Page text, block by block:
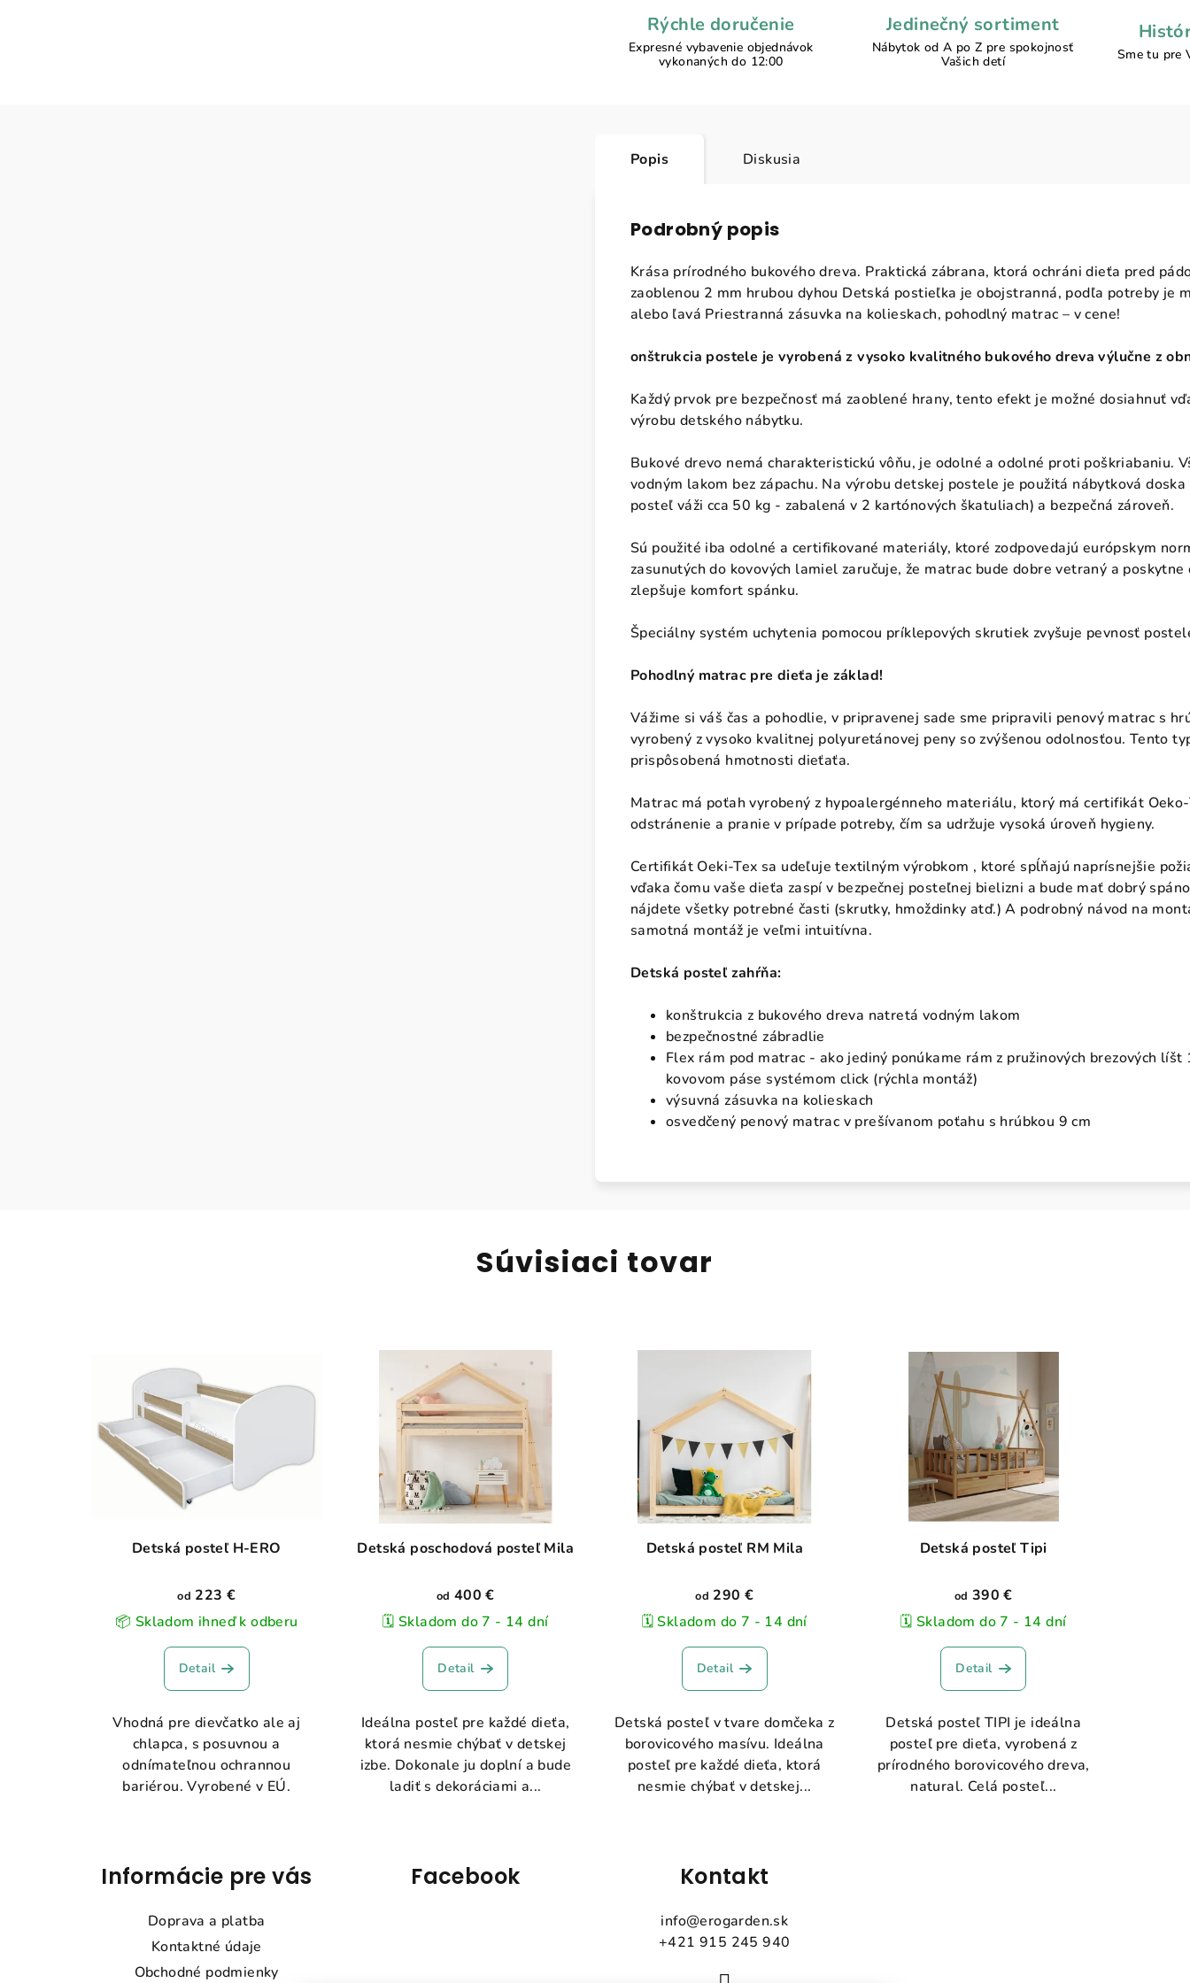
Rýchle doručenie
Expresné vybavenie objednávok
vykonaných do 12:00
Jedinečný sortiment
Nábytok od A po Z pre spokojnosť
Vašich detí
Sme tu pre
Popis Diskusia
Podrobný popis
Krása prírodného bukového dreva. Praktická zábrana, ktorá ochráni dieťa pred
zaoblenou 2 mm hrubou dyhou Detská postieľka je obojstranná, podľa potreby je
alebo ľavá Priestranná zásuvka na kolieskach, pohodlný matrac – v cene!
onštrukcia postele je vyrobená z vysoko kvalitného bukového dreva výlučne z
Každý prvok pre bezpečnosť má zaoblené hrany, tento efekt je možné dosiahnuť
výrobu detského nábytku.
Bukové drevo nemá charakteristickú vôňu, je odolné a odolné proti poškriabaniu.
vodným lakom bez zápachu. Na výrobu detskej postele je použitá nábytková
posteľ váži cca 50 kg - zabalená v 2 kartónových škatuliach) a bezpečná zároveň.
Sú použité iba odolné a certifikované materiály, ktoré zodpovedajú európskym
zasunutých do kovových lamiel zaručuje, že matrac bude dobre vetraný a
zlepšuje komfort spánku.
Špeciálny systém uchytenia pomocou príklepových skrutiek zvyšuje pevnosť
Pohodlný matrac pre dieťa je základ!
Vážime si váš čas a pohodlie, v pripravenej sade sme pripravili penový matrac s
vyrobený z vysoko kvalitnej polyuretánovej peny so zvýšenou odolnosťou. Tento
prispôsobená hmotnosti dieťaťa.
Matrac má poťah vyrobený z hypoalergénneho materiálu, ktorý má certifikát
odstránenie a pranie v prípade potreby, čím sa udržuje vysoká úroveň hygieny.
Certifikát Oeki-Tex sa udeľuje textilným výrobkom , ktoré spĺňajú naprísnejšie
vďaka čomu vaše dieťa zaspí v bezpečnej posteľnej bielizni a bude mať dobrý
nájdete všetky potrebné časti (skrutky, hmoždinky atď.) A podrobný návod na
samotná montáž je veľmi intuitívna.
Detská posteľ zahŕňa:
konštrukcia z bukového dreva natretá vodným lakom
bezpečnostné zábradlie
Flex rám pod matrac - ako jediný ponúkame rám z pružinových brezových
kovovom páse systémom click (rýchla montáž)
výsuvná zásuvka na kolieskach
osvedčený penový matrac v prešívanom poťahu s hrúbkou 9 cm
Súvisiaci tovar
Detská posteľ H-ERO
od 223 €
📦 Skladom ihneď k odberu
Detail
Vhodná pre dievčatko ale aj
chlapca, s posuvnou a
odnímateľnou ochrannou
bariérou. Vyrobené v EÚ.
Detská poschodová posteľ Mila
od 400 €
🗓️ Skladom do 7 - 14 dní
Detail
Ideálna posteľ pre každé dieťa,
ktorá nesmie chýbať v detskej
izbe. Dokonale ju doplní a bude
ladiť s dekoráciami a...
Detská posteľ RM Mila
od 290 €
🗓️ Skladom do 7 - 14 dní
Detail
Detská posteľ v tvare domčeka z
borovicového masívu. Ideálna
posteľ pre každé dieťa, ktorá
nesmie chýbať v detskej...
Detská posteľ Tipi
od 390 €
🗓️ Skladom do 7 - 14 dní
Detail
Detská posteľ TIPI je ideálna
posteľ pre dieťa, vyrobená z
prírodného borovicového dreva,
natural. Celá posteľ...
Informácie pre vás
Doprava a platba
Kontaktné údaje
Obchodné podmienky
Facebook Kontakt
info@erogarden.sk
+421 915 245 940